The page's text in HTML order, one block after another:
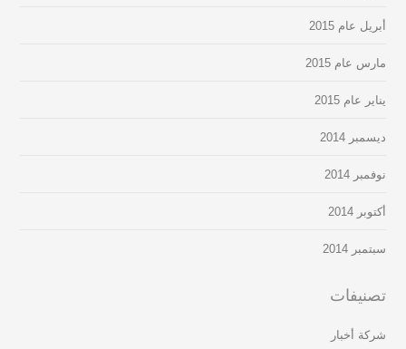
أبريل عام 2015
مارس عام 2015
يناير عام 2015
ديسمبر 2014
نوفمبر 2014
أكتوبر 2014
سبتمبر 2014
تصنيفات
شركة أخبار